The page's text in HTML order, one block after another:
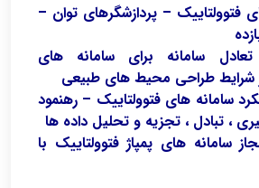
های فتوولتاییک – پردازشگرهای توان –
تعادل سامانه برای سامانه های
شرایط طراحی محیط های طبیعی
عملکرد سامانه های فتوولتاییک – رهنمود
، تبادل ، تجزیه و تحلیل داده ها
مجاز سامانه های پمپاژ فتوولتاییک با